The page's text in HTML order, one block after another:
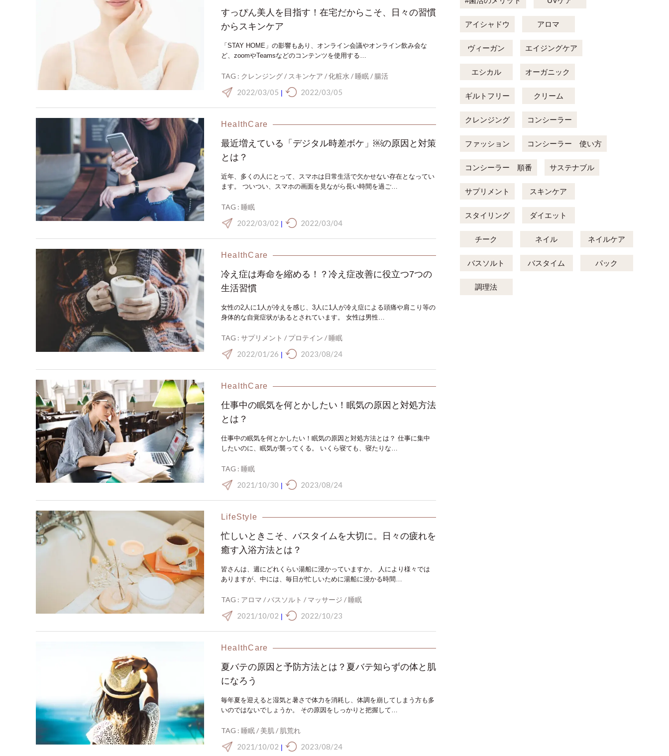
すっぴん美人を目指す！在宅だからこそ、日々の習慣
からスキンケア
「STAY HOME」の影響もあり、オンライン会議やオンライン飲み会な
ど、zoomやTeamsなどのコンテンツを使用する…
TAG : クレンジング/ スキンケア /化粧水 /睡眠/ 腸活
2022/03/05 | 2022/03/05
HealthCare
最近増えている「デジタル時差ボケ」￼の原因と対策
とは？
近年、多くの人にとって、スマホは日常生活で欠かせない存在となってい
ます。 ついつい、スマホの画面を見ながら長い時間を過ご…
TAG : 睡眠
2022/03/02 | 2022/03/04
HealthCare
冷え症は寿命を縮める！？冷え症改善に役立つ7つの
生活習慣
女性の2人に1人が冷えを感じ、3人に1人が冷え症による頭痛や肩こり等の
身体的な自覚症状があるとされています。 女性は男性…
TAG : サプリメント / プロテイン /睡眠
2022/01/26 | 2023/08/24
HealthCare
仕事中の眠気を何とかしたい！眠気の原因と対処方法
とは？
仕事中の眠気を何とかしたい！眠気の原因と対処方法とは？ 仕事に集中
したいのに、眠気が襲ってくる。 いくら寝ても、寝たりな…
TAG : 睡眠
2021/10/30 | 2023/08/24
LifeStyle
忙しいときこそ、バスタイムを大切に。日々の疲れを
癒す入浴方法とは？
皆さんは、週にどれくらい湯船に浸かっていますか。 人により様々では
ありますが、中には、毎日が忙しいために湯船に浸かる時間…
TAG : アロマ /バスソルト / マッサージ /睡眠
2021/10/02 | 2022/10/23
HealthCare
夏バテの原因と予防方法とは？夏バテ知らずの体と肌
になろう
毎年夏を迎えると湿気と暑さで体力を消耗し、体調を崩してしまう方も多
いのではないでしょうか。 その原因をしっかりと把握して…
TAG : 睡眠/ 美肌/ 肌荒れ
2021/10/02 | 2023/08/24
アイシャドウ アロマ
ヴィーガン エイジングケア
エシカル オーガニック
ギルトフリー クリーム
クレンジング コンシーラー
ファッション コンシーラー 使い方
コンシーラー 順番 サステナブル
サプリメント スキンケア
スタイリング ダイエット
チーク ネイル ネイルケア
バスソルト バスタイム パック
調理法